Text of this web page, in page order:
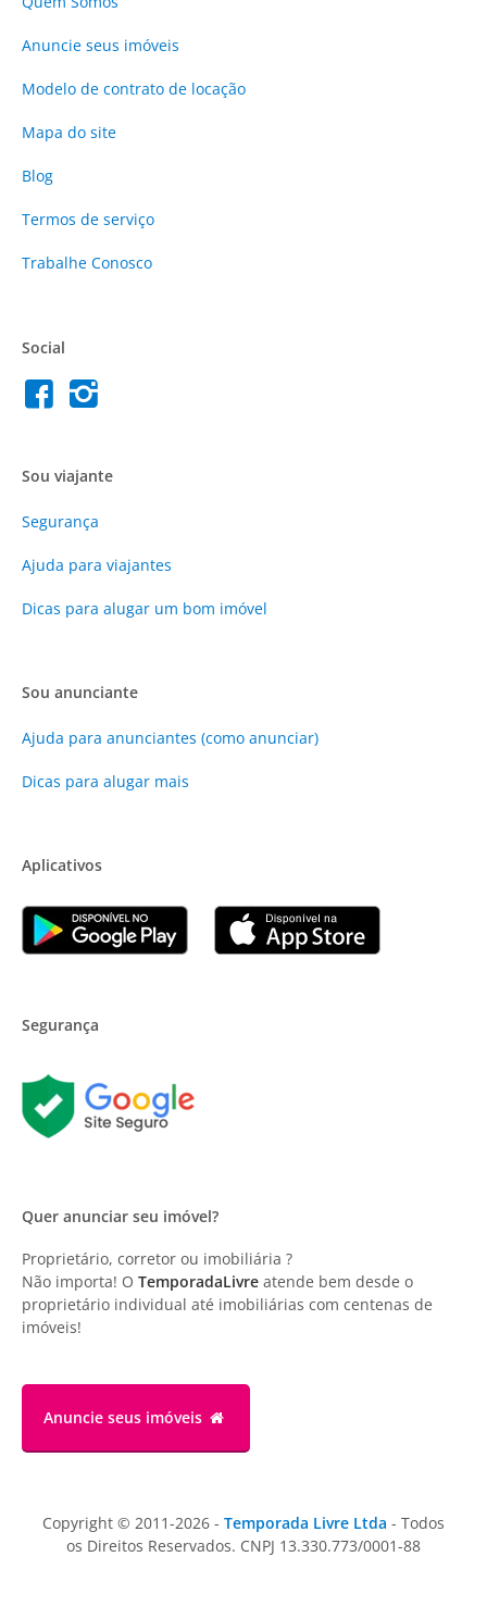
Anuncie seus imóveis
Modelo de contrato de locação
Mapa do site
Blog
Termos de serviço
Trabalhe Conosco
Social
Sou viajante
Segurança
Ajuda para viajantes
Dicas para alugar um bom imóvel
Sou anunciante
Ajuda para anunciantes (como anunciar)
Dicas para alugar mais
Aplicativos
Segurança
Quer anunciar seu imóvel?
Proprietário, corretor ou imobiliária ?
Não importa! O TemporadaLivre atende bem desde o
proprietário individual até imobiliárias com centenas de
imóveis!
Anuncie seus imóveis
Copyright © 2011-2026 - Temporada Livre Ltda - Todos
os Direitos Reservados. CNPJ 13.330.773/0001-88